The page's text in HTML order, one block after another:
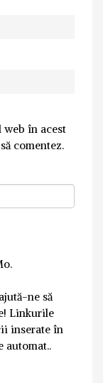
web în acest
comentez.
ne să
Linkurile
inserate în
automat..